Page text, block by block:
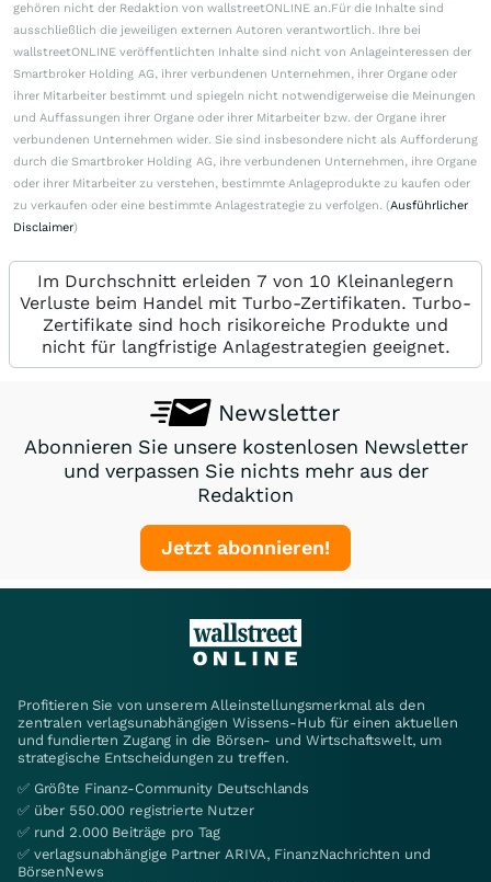
gehören nicht der Redaktion von wallstreetONLINE an.Für die Inhalte sind
ausschließlich die jeweiligen externen Autoren verantwortlich. Ihre bei
wallstreetONLINE veröffentlichten Inhalte sind nicht von Anlageinteressen der
Smartbroker Holding AG, ihrer verbundenen Unternehmen, ihrer Organe oder
ihrer Mitarbeiter bestimmt und spiegeln nicht notwendigerweise die Meinungen
und Auffassungen ihrer Organe oder ihrer Mitarbeiter bzw. der Organe ihrer
verbundenen Unternehmen wider. Sie sind insbesondere nicht als Aufforderung
durch die Smartbroker Holding AG, ihre verbundenen Unternehmen, ihre Organe
oder ihrer Mitarbeiter zu verstehen, bestimmte Anlageprodukte zu kaufen oder
zu verkaufen oder eine bestimmte Anlagestrategie zu verfolgen. (Ausführlicher
Disclaimer)
Im Durchschnitt erleiden 7 von 10 Kleinanlegern
Verluste beim Handel mit Turbo-Zertifikaten. Turbo-
Zertifikate sind hoch risikoreiche Produkte und
nicht für langfristige Anlagestrategien geeignet.
Newsletter
Abonnieren Sie unsere kostenlosen Newsletter
und verpassen Sie nichts mehr aus der
Redaktion
Jetzt abonnieren!
Profitieren Sie von unserem Alleinstellungsmerkmal als den
zentralen verlagsunabhängigen Wissens-Hub für einen aktuellen
und fundierten Zugang in die Börsen- und Wirtschaftswelt, um
strategische Entscheidungen zu treffen.
✅ Größte Finanz-Community Deutschlands
✅ über 550.000 registrierte Nutzer
✅ rund 2.000 Beiträge pro Tag
✅ verlagsunabhängige Partner ARIVA, FinanzNachrichten und
BörsenNews